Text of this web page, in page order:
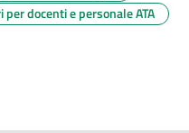
per docenti e personale ATA